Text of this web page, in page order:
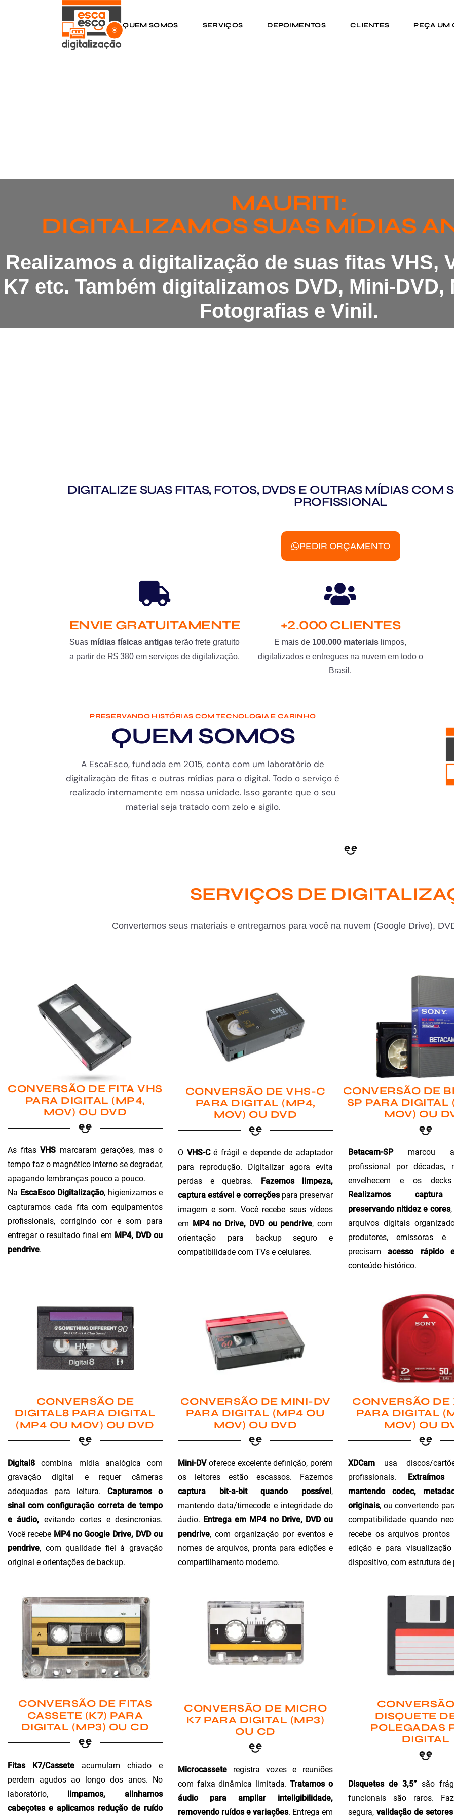
QUEM SOMOS SERVIÇOS DEPOIMENTOS CLIENTES PEÇA UM
MAURITI:
DIGITALIZAMOS SUAS MÍDIAS
Realizamos a digitalização de suas fitas VHS,
K7 etc. Também digitalizamos DVD, Mini-DVD,
Fotografias e Vinil.
DIGITALIZE SUAS FITAS, FOTOS, DVDS E OUTRAS MÍDIAS COM
PROFISSIONAL
PEDIR ORÇAMENTO
ENVIE GRATUITAMENTE
Suas mídias físicas antigas terão frete gratuito
a partir de R$ 380 em serviços de digitalização.
+2.000 CLIENTES
E mais de 100.000 materiais limpos,
digitalizados e entregues na nuvem em todo o
Brasil.
PRESERVANDO HISTÓRIAS COM TECNOLOGIA E CARINHO
QUEM SOMOS
A EscaEsco, fundada em 2015, conta com um laboratório de
digitalização de fitas e outras mídias para o digital. Todo o serviço é
realizado internamente em nossa unidade. Isso garante que o seu
material seja tratado com zelo e sigilo.
SERVIÇOS DE
Convertemos seus materiais e entregamos para você na nuvem (Google Drive),
CONVERSÃO DE FITA VHS
PARA DIGITAL (MP4,
MOV) OU DVD
As fitasVHS marcaram gerações, mas o
tempo faz o magnético interno se degradar,
apagando lembranças pouco a pouco.
Na EscaEsco Digitalização, higienizamos e
capturamos cada fita com equipamentos
profissionais, corrigindo cor e som para
entregar o resultado final em MP4, DVD ou
pendrive.
CONVERSÃO DE VHS-C
PARA DIGITAL (MP4,
MOV) OU DVD
O VHS-Cé frágil e depende de adaptador
para reprodução. Digitalizar agora evita
perdas e quebras. Fazemos limpeza,
captura estável e correçõespara preservar
imagem e som. Você recebe seus vídeos
em MP4 no Drive, DVD ou pendrive, com
orientação para backup seguro e
compatibilidade com TVs e celulares.
CONVERSÃO DE
SP PARA DIGITAL
MOV) OU
Betacam-SPmarcou a
profissional por
envelhecem e os
Realizamos captura
preservando nitidez e cores
arquivos digitais
produtores, emissoras e
precisamacesso rápido
conteúdo histórico.
CONVERSÃO DE
DIGITAL8 PARA DIGITAL
(MP4 OU MOV) OU DVD
Digital8 combina mídia analógica com
gravação digital e requer câmeras
adequadas para leitura. Capturamos o
sinal com configuração correta de tempo
e áudio, evitando cortes e desincronias.
Você recebe MP4 no Google Drive, DVD ou
pendrive, com qualidade fiel à gravação
original e orientações de backup.
CONVERSÃO DE MINI-DV
PARA DIGITAL (MP4 OU
MOV) OU DVD
Mini-DVoferece excelente definição, porém
os leitores estão escassos. Fazemos
captura bit-a-bit quando possível,
mantendo data/timecode e integridade do
áudio. Entrega em MP4 no Drive, DVD ou
pendrive, com organização por eventos e
nomes de arquivos, pronta para edições e
compartilhamento moderno.
CONVERSÃO
PARA DIGITAL
MOV) OU
XDCam usa discos/
profissionais.
mantendo codec,
originais, ou convertendo
compatibilidade quando
recebe os arquivos
edição e para
dispositivo, com estrutura
CONVERSÃO DE FITAS
CASSETE (K7) PARA
DIGITAL (MP3) OU CD
Fitas K7/Cassete acumulam chiado e
perdem agudos ao longo dos anos. No
laboratório, limpamos, alinhamos
cabeçotes e aplicamos redução de ruído
CONVERSÃO DE MICRO
K7 PARA DIGITAL (MP3)
OU CD
Microcassete registra vozes e reuniões
com faixa dinâmica limitada.Tratamos o
áudio para ampliar inteligibilidade,
removendo ruídos e variações. Entrega em
DISQUETE
POLEGADAS
DIGITAL
Disquetes de 3,5”são
funcionais são raros.
segura, validação de